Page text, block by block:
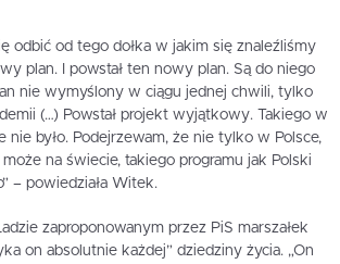
odbić od tego dołka w jakim się znaleźliśmy
plan. I powstał ten nowy plan. Są do niego
nie wymyślony w ciągu jednej chwili, tylko
(…) Powstał projekt wyjątkowy. Takiego w
nie było. Podejrzewam, że nie tylko w Polsce,
na świecie, takiego programu jak Polski
– powiedziała Witek.
zaproponowanym przez PiS marszałek
on absolutnie każdej” dziedziny życia. „On